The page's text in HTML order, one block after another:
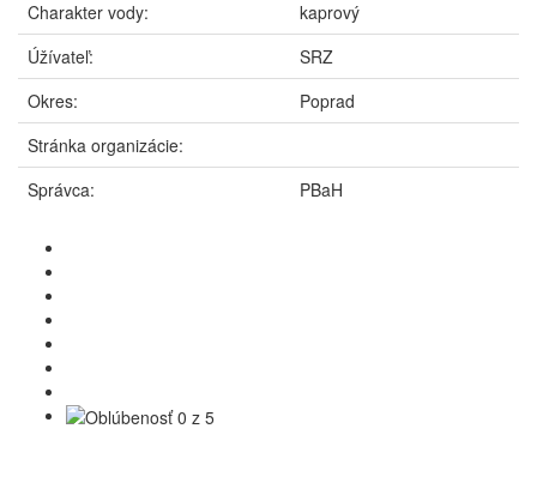
Charakter vody:
kaprový
Úžívateľ:
SRZ
Okres:
Poprad
Stránka organizácie:
Správca:
PBaH